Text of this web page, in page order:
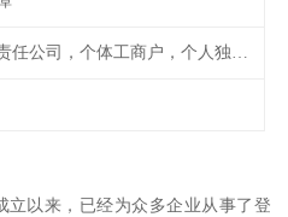
立以来，已经为众多企业从事了登